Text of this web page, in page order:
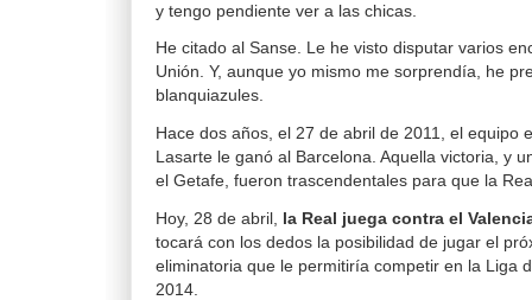
y tengo pendiente ver a las chicas.
He citado al Sanse. Le he visto disputar varios
Unión. Y, aunque yo mismo me sorprendía, he
blanquiazules.
Hace dos años, el 27 de abril de 2011, el equipo
Lasarte le ganó al Barcelona. Aquella victoria, y
el Getafe, fueron trascendentales para que la
Hoy, 28 de abril, la Real juega contra el
tocará con los dedos la posibilidad de jugar el
eliminatoria que le permitiría competir en la Liga
2014.